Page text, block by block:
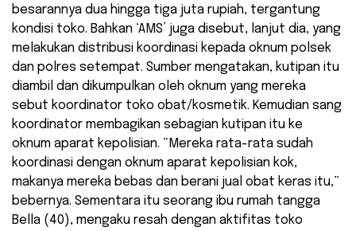
besarannya dua hingga tiga juta rupiah, tergantung
kondisi toko. Bahkan ‘AMS’ juga disebut, lanjut dia, yang
melakukan distribusi koordinasi kepada oknum polsek
dan polres setempat. Sumber mengatakan, kutipan itu
diambil dan dikumpulkan oleh oknum yang mereka
sebut koordinator toko obat/kosmetik. Kemudian sang
koordinator membagikan sebagian kutipan itu ke
oknum aparat kepolisian. “Mereka rata-rata sudah
koordinasi dengan oknum aparat kepolisian kok,
makanya mereka bebas dan berani jual obat keras itu,”
bebernya. Sementara itu seorang ibu rumah tangga
Bella (40), mengaku resah dengan aktifitas toko